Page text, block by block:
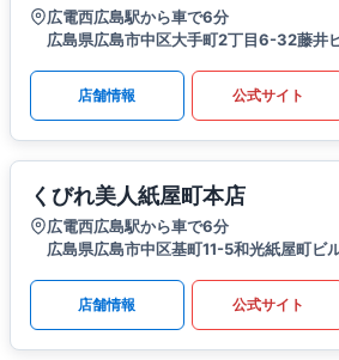
広電西広島駅から車で6分
広島県広島市中区大手町2丁目6-32藤井
店舗情報 公式サイト
くびれ美人紙屋町本店
広電西広島駅から車で6分
広島県広島市中区基町11-5和光紙屋町ビ
店舗情報 公式サイト